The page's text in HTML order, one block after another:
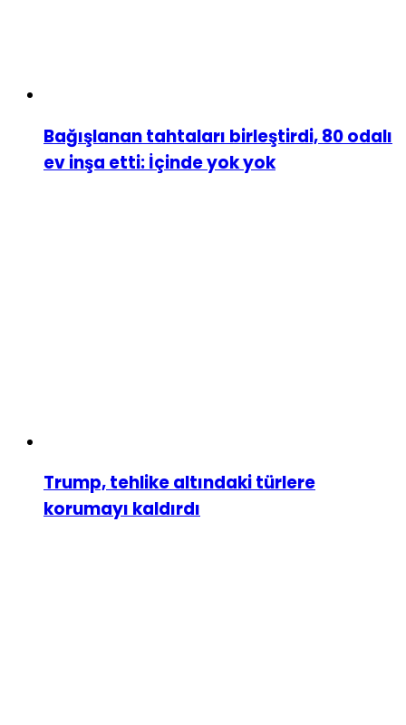
Bağışlanan tahtaları birleştirdi, 80 odalı
ev inşa etti: İçinde yok yok
Trump, tehlike altındaki türlere
korumayı kaldırdı